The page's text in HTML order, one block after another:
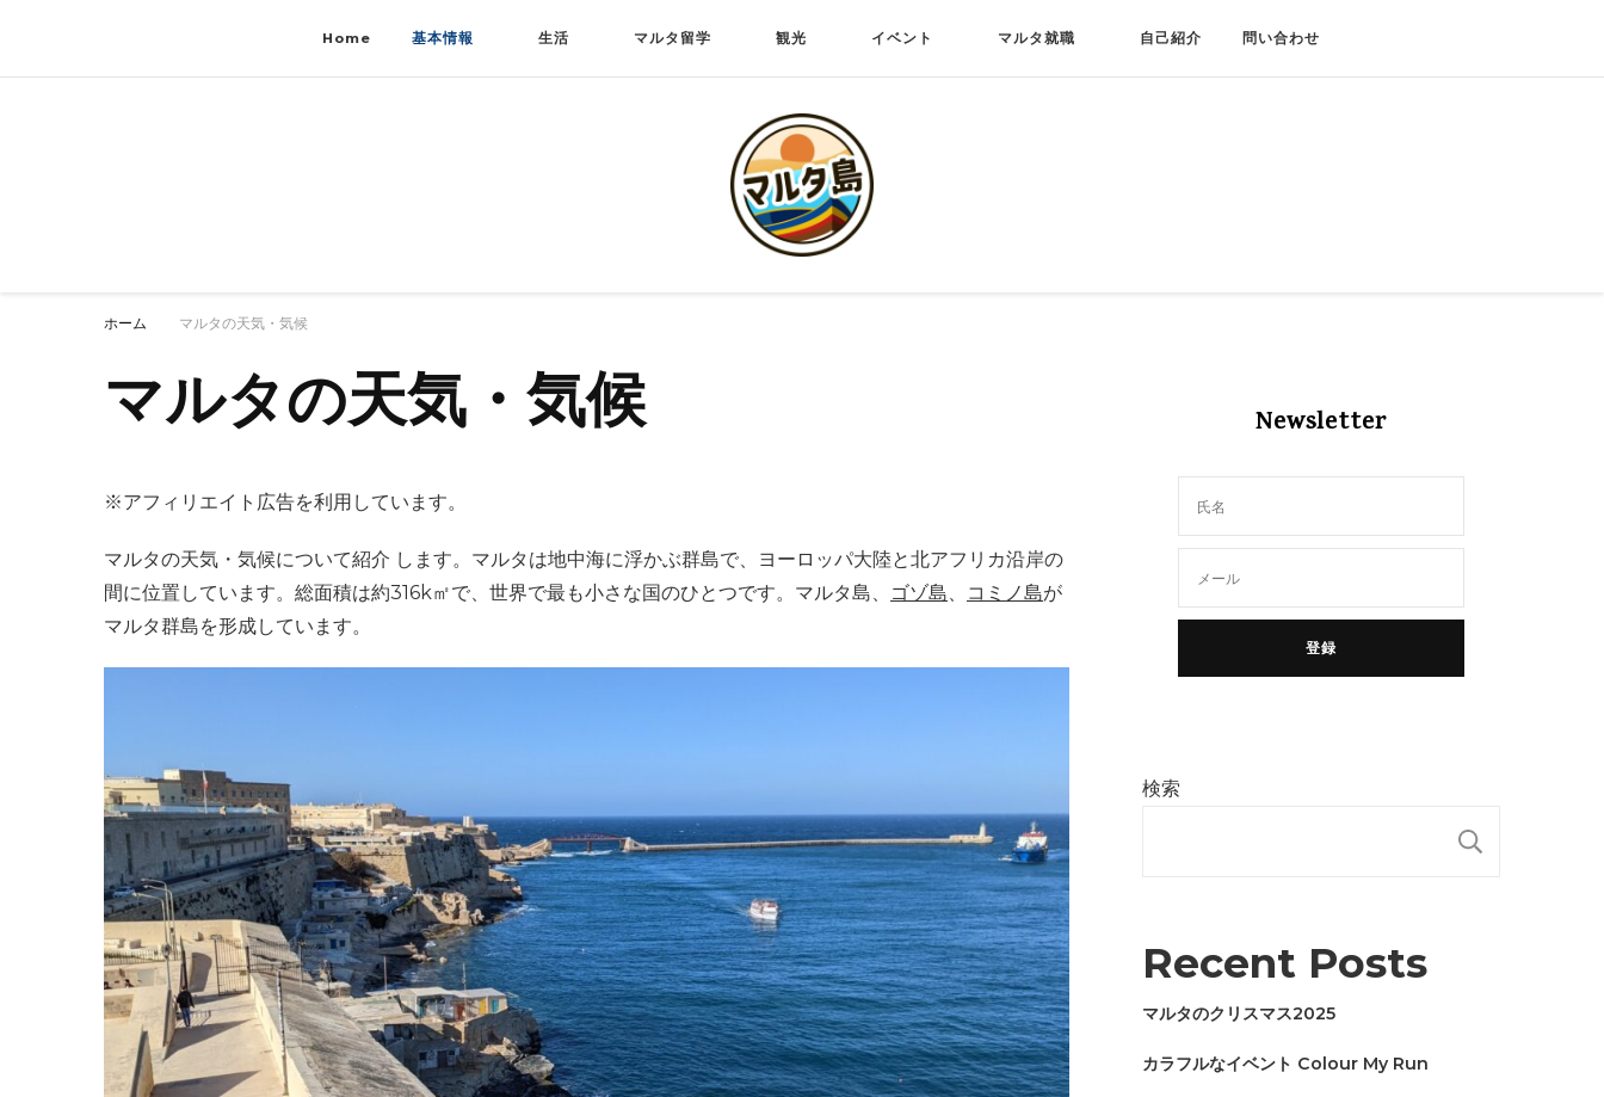
Home 基本情報 生活 マルタ留学 観光 イベント マルタ就職 自己紹介 問い合わせ
ホーム マルタの天気・気候
マルタの天気・気候
※アフィリエイト広告を利用しています。
マルタの天気・気候について紹介 します。マルタは地中海に浮かぶ群島で、ヨーロッパ大陸と北アフリカ沿岸の
間に位置しています。総面積は約316k㎡で、世界で最も小さな国のひとつです。マルタ島、
ゴゾ島、 コミノ島が
マルタ群島を形成しています。
Newsletter
検索
Recent Posts
マルタのクリスマス2025
カラフルなイベント Colour My Run